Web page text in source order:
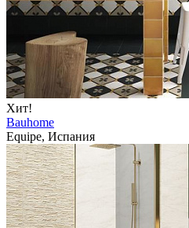
Хит!
Bauhome
Equipe, Испания